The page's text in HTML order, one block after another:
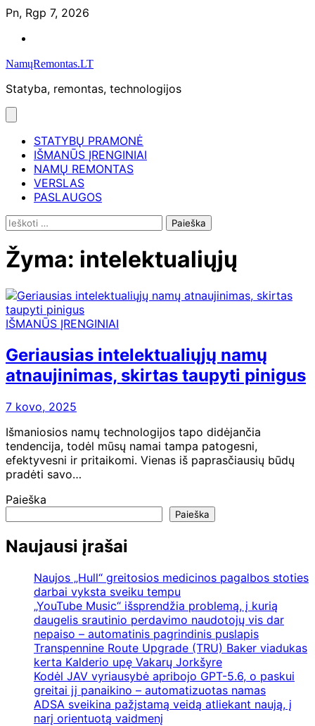
Skip
content
Pn, Rgp 7, 2026
NamųRemontas.LT
Statyba, remontas, technologijos
STATYBŲ PRAMONĖ
IŠMANŪS ĮRENGINIAI
NAMŲ REMONTAS
VERSLAS
PASLAUGOS
Ieškoti:
Žyma: intelektualiųjų
IŠMANŪS ĮRENGINIAI
Geriausias intelektualiųjų namų
atnaujinimas, skirtas taupyti pinigus
7 kovo, 2025
Išmaniosios namų technologijos tapo didėjančia
tendencija, todėl mūsų namai tampa patogesni,
efektyvesni ir pritaikomi. Vienas iš paprasčiausių būdų
pradėti savo…
Paieška
Paieška
Naujausi įrašai
Naujos „Hull“ greitosios medicinos pagalbos stoties
darbai vyksta sveiku tempu
„YouTube Music“ išsprendžia problemą, į kurią
daugelis srautinio perdavimo naudotojų vis dar
nepaiso – automatinis pagrindinis puslapis
Transpennine Route Upgrade (TRU) Baker viadukas
kerta Kalderio upę Vakarų Jorkšyre
Kodėl JAV vyriausybė apribojo GPT-5.6, o paskui
greitai jį panaikino – automatizuotas namas
ADSA sveikina pažįstamą veidą atliekant naują, į
narį orientuotą vaidmenį